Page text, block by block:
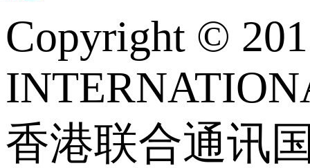
Copyright ©
香港联合通讯